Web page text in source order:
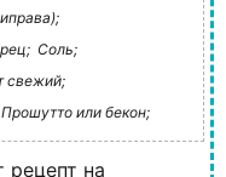
Соль;
свежий;
Прошутто или бекон;
рецепт на